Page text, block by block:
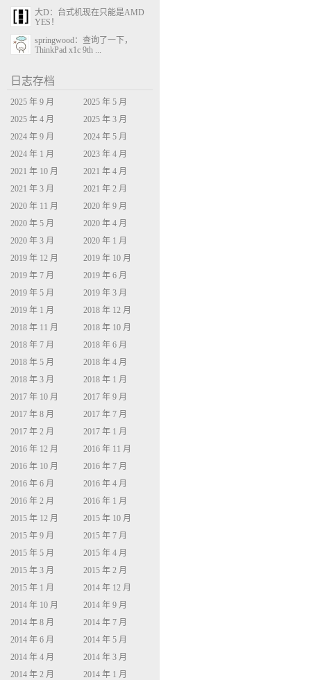
大D：台式机现在只能是AMD
YES！
springwood：查询了一下，
ThinkPad x1c 9th ...
日志存档
2025 年 9 月
2025 年 5 月
2025 年 4 月
2025 年 3 月
2024 年 9 月
2024 年 5 月
2024 年 1 月
2023 年 4 月
2021 年 10 月
2021 年 4 月
2021 年 3 月
2021 年 2 月
2020 年 11 月
2020 年 9 月
2020 年 5 月
2020 年 4 月
2020 年 3 月
2020 年 1 月
2019 年 12 月
2019 年 10 月
2019 年 7 月
2019 年 6 月
2019 年 5 月
2019 年 3 月
2019 年 1 月
2018 年 12 月
2018 年 11 月
2018 年 10 月
2018 年 7 月
2018 年 6 月
2018 年 5 月
2018 年 4 月
2018 年 3 月
2018 年 1 月
2017 年 10 月
2017 年 9 月
2017 年 8 月
2017 年 7 月
2017 年 2 月
2017 年 1 月
2016 年 12 月
2016 年 11 月
2016 年 10 月
2016 年 7 月
2016 年 6 月
2016 年 4 月
2016 年 2 月
2016 年 1 月
2015 年 12 月
2015 年 10 月
2015 年 9 月
2015 年 7 月
2015 年 5 月
2015 年 4 月
2015 年 3 月
2015 年 2 月
2015 年 1 月
2014 年 12 月
2014 年 10 月
2014 年 9 月
2014 年 8 月
2014 年 7 月
2014 年 6 月
2014 年 5 月
2014 年 4 月
2014 年 3 月
2014 年 2 月
2014 年 1 月